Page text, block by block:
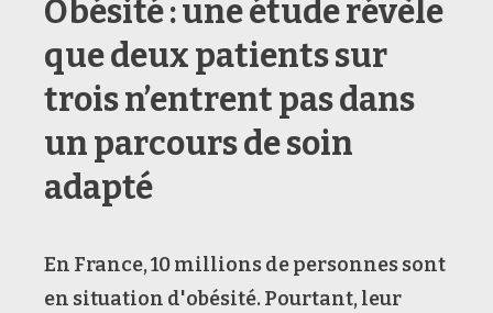
Obésité : une étude révèle
que deux patients sur
trois n’entrent pas dans
un parcours de soin
adapté
En France, 10 millions de personnes sont
en situation d'obésité. Pourtant, leur